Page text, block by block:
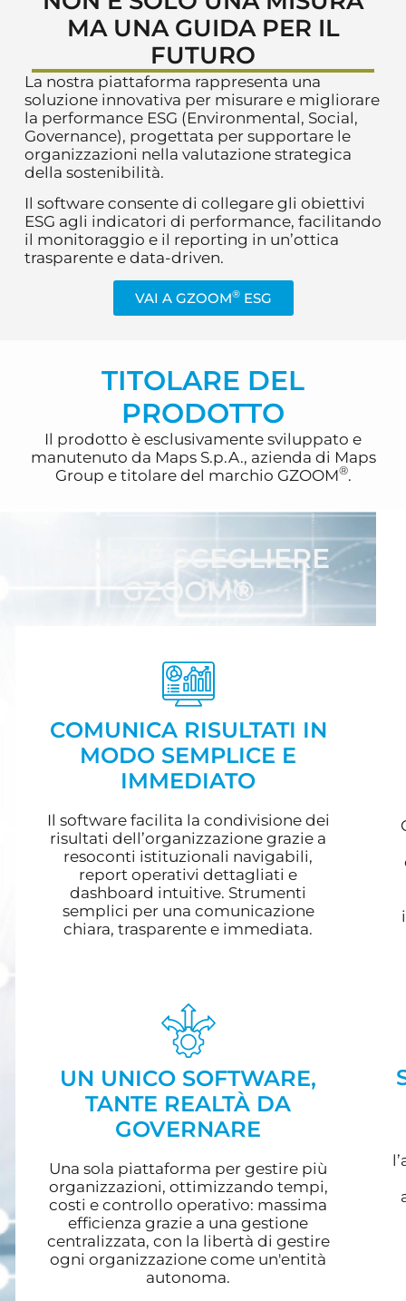
MA UNA GUIDA PER IL
FUTURO
La nostra piattaforma rappresenta una
soluzione innovativa per misurare e migliorare
la performance ESG (Environmental, Social,
Governance), progettata per supportare le
organizzazioni nella valutazione strategica
della sostenibilità.
Il software consente di collegare gli obiettivi
ESG agli indicatori di performance, facilitando
il monitoraggio e il reporting in un’ottica
trasparente e data-driven.
VAI A GZOOM®ESG
TITOLARE DEL
PRODOTTO
Il prodotto è esclusivamente sviluppato e
manutenuto da Maps S.p.A., azienda di Maps
Group e titolare del marchio GZOOM®.
PERCHÉ SCEGLIERE
GZOOM®
COMUNICA RISULTATI IN
MODO SEMPLICE E
IMMEDIATO
Il software facilita la condivisione dei
risultati dell’organizzazione grazie a
resoconti istituzionali navigabili,
report operativi dettagliati e
dashboard intuitive. Strumenti
semplici per una comunicazione
chiara, trasparente e immediata.
UN UNICO SOFTWARE,
TANTE REALTÀ DA
GOVERNARE
Una sola piattaforma per gestire più
organizzazioni, ottimizzando tempi,
costi e controllo operativo: massima
efficienza grazie a una gestione
centralizzata, con la libertà di gestire
ogni organizzazione come un'entità
autonoma.